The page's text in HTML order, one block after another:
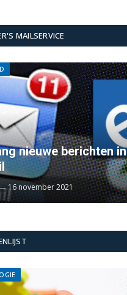
MAILSERVICE
nieuwe berichten in
16 november 2021